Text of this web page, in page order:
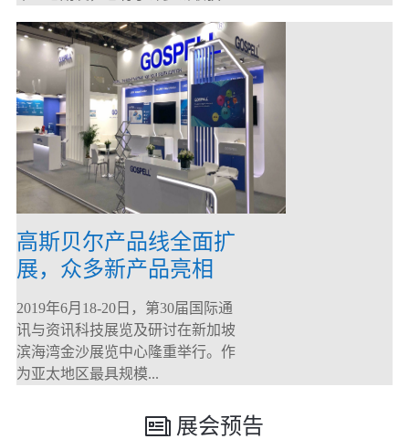
高斯贝尔产品线全面扩
展，众多新产品亮相
CommunicAsia 2019
2019年6月18-20日，第30届国际通
讯与资讯科技展览及研讨在新加坡
滨海湾金沙展览中心隆重举行。作
为亚太地区最具规模...
展会预告